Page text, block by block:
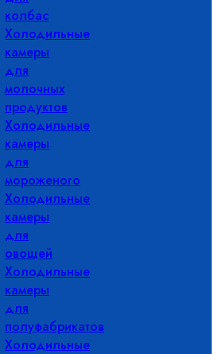
колбас
Холодильные
камеры
для
молочных
продуктов
Холодильные
камеры
для
мороженого
Холодильные
камеры
для
овощей
Холодильные
камеры
для
полуфабрикатов
Холодильные